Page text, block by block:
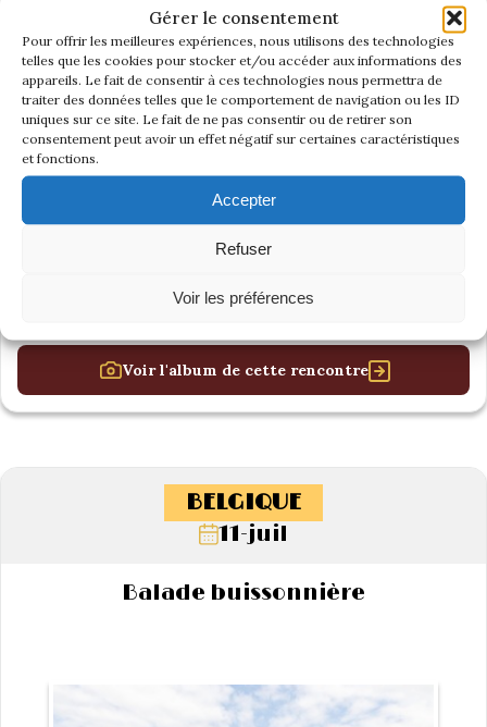
Gérer le consentement
Pour offrir les meilleures expériences, nous utilisons des technologies
telles que les cookies pour stocker et/ou accéder aux informations des
appareils. Le fait de consentir à ces technologies nous permettra de
traiter des données telles que le comportement de navigation ou les ID
uniques sur ce site. Le fait de ne pas consentir ou de retirer son
consentement peut avoir un effet négatif sur certaines caractéristiques
et fonctions.
Accepter
Refuser
Voir les préférences
Voir l'album de cette rencontre
BELGIQUE
11-juil
Balade buissonnière